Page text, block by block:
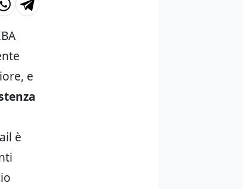
e
è